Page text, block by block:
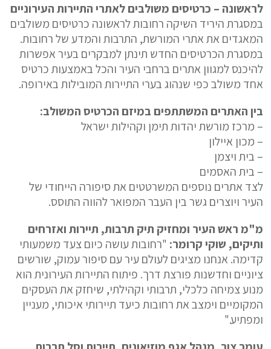
לראשונה – כרטיסים משולבים לאתרי התיירות העירוניים
במסגרת היריד השיקה רחובות לראשונה כרטיסים משולבים
המאגדים את אתרי המורשת, התרבות והמדע של רחובות.
במסגרת הכרטיסים החדש תינתן למבקרים בעיר אפשרות
להיכנס למגוון אתרים ברחבי העיר והכל באמצעות כרטיס
אחד משולב כפי שנהוג בערי התיירות המובילות באירופה.
בין האתרים המשתתפים במיזם הכרטיס המשולב:
– מרכז מורשת יהדות תימן וקהילות ישראל
– מכון איילון
– בית ויצמן
– בית האסמים
לצד אתרים נוספים המשרטטים את סיפורה הייחודי של
העיר ויוצרים גשר בין העבר המפואר להווה התוסס.
מ"מ ראש העיר ומחזיק תיק תרבות, תיירות ואזרחים
ותיקים, שוקי קרומר: "רחובות עושה כיום צעד משמעותי
קדימה. אנחנו מציגים לעולם עיר עם סיפור עמוק, שורשים
ציוניים וחדשנות פורצת דרך. פיתוח התיירות העירונית הוא
מנוע צמיחה כלכלי, תרבותי וקהילתי, שיחזק את העסקים
המקומיים וימצב את רחובות כיעד תיירותי איכותי, מעניין
ומפתיע."